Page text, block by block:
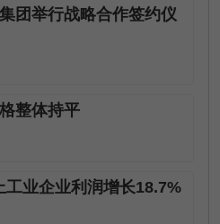
团举行战略合作签约仪
整体持平
工业企业利润增长18.7%